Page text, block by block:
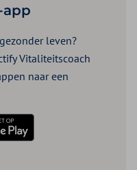
leven?
Vitaliteitscoach
naar een
de Play Store